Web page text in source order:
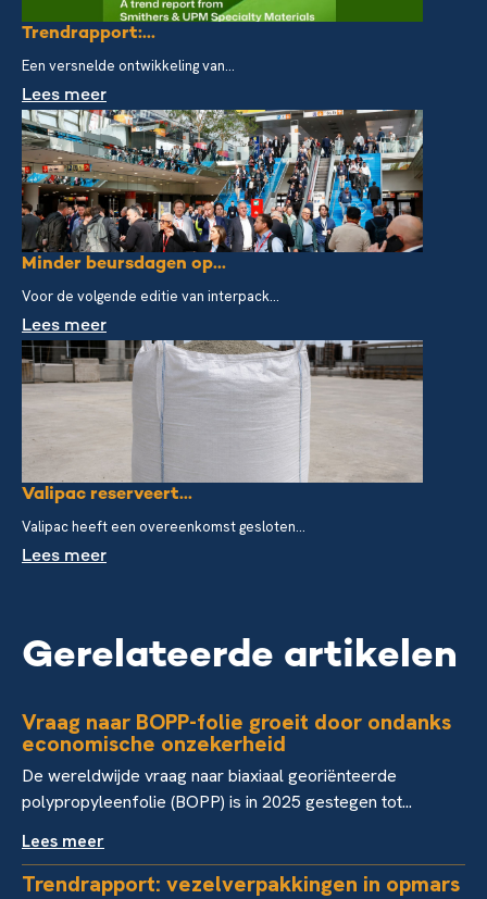
Trendrapport:...
Een versnelde ontwikkeling van...
Lees meer
Minder beursdagen op...
Voor de volgende editie van interpack...
Lees meer
Valipac reserveert...
Valipac heeft een overeenkomst gesloten...
Lees meer
Gerelateerde artikelen
Vraag naar BOPP-folie groeit door ondanks
economische onzekerheid
De wereldwijde vraag naar biaxiaal georiënteerde
polypropyleenfolie (BOPP) is in 2025 gestegen tot...
Lees meer
Trendrapport: vezelverpakkingen in opmars